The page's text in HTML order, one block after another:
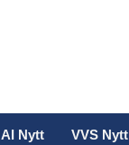
AI Nytt VVS Nytt